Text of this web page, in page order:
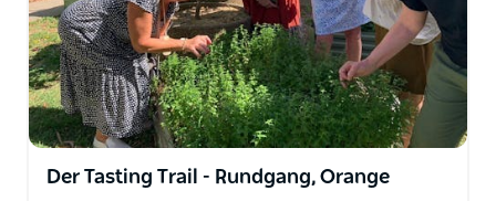
Der Tasting Trail - Rundgang, Orange